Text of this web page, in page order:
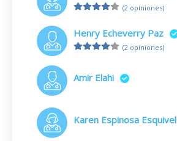
(2 opiniones)
Henry Echeverry Paz
(2 opiniones)
Amir Elahi
Karen Espinosa Esquivel